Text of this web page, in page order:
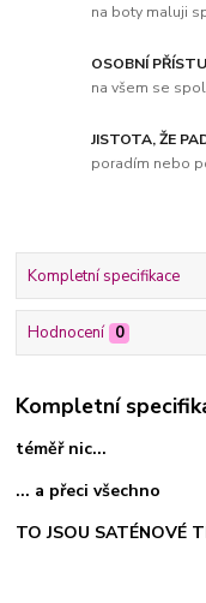
na boty maluji
OSOBNÍ
na všem se
JISTOTA, ŽE
poradím nebo
Kompletní specifikace
Hodnocení 0
Kompletní
téměř nic...
... a přeci všechno
TO JSOU SATÉNOVÉ